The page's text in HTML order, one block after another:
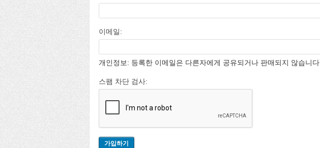
이메일:
개인정보: 등록한 이메일은 다른자에게 공유되거나 판매되지 않습니다.
스팸 차단 검사: